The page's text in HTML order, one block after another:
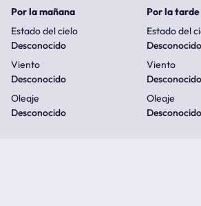
Por la mañana
Estado del cielo
Desconocido
Viento
Desconocido
Oleaje
Desconocido
Por la tarde
Estado del
Desconocido
Viento
Desconocido
Oleaje
Desconocido